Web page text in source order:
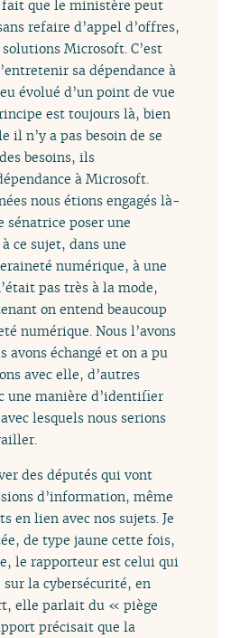
fait que le ministère peut
refaire d’appel d’offres,
Microsoft. C’est
sa dépendance à
évolué d’un point de vue
est toujours là, bien
il n’y a pas besoin de se
besoins, ils
à Microsoft.
nous étions engagés là-
sénatrice poser une
ce sujet, dans une
numérique, à une
pas très à la mode,
on entend beaucoup
numérique. Nous l’avons
avons échangé et on a pu
avec elle, d’autres
une manière d’identifier
lesquels nous serions
des députés qui vont
d’information, même
en lien avec nos sujets. Je
de type jaune cette fois,
le rapporteur est celui qui
la cybersécurité, en
elle parlait du « piège
précisait que la